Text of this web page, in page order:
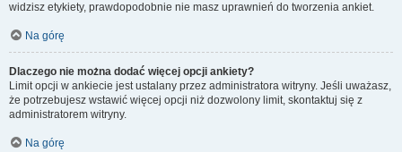
widzisz etykiety, prawdopodobnie nie masz uprawnień do tworzenia ankiet.
Na górę
Dlaczego nie można dodać więcej opcji ankiety?
Limit opcji w ankiecie jest ustalany przez administratora witryny. Jeśli uważasz,
że potrzebujesz wstawić więcej opcji niż dozwolony limit, skontaktuj się z
administratorem witryny.
Na górę